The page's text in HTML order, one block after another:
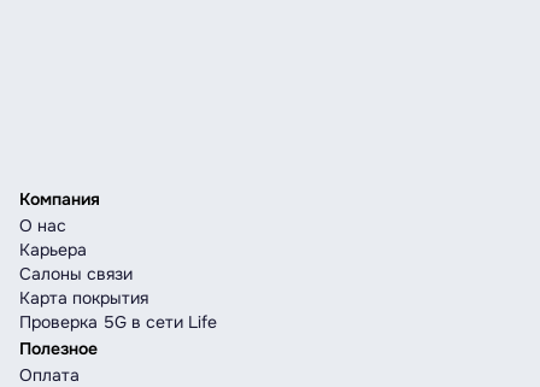
Компания
О нас
Карьера
Салоны связи
Карта покрытия
Проверка 5G в сети Life
Полезное
Оплата